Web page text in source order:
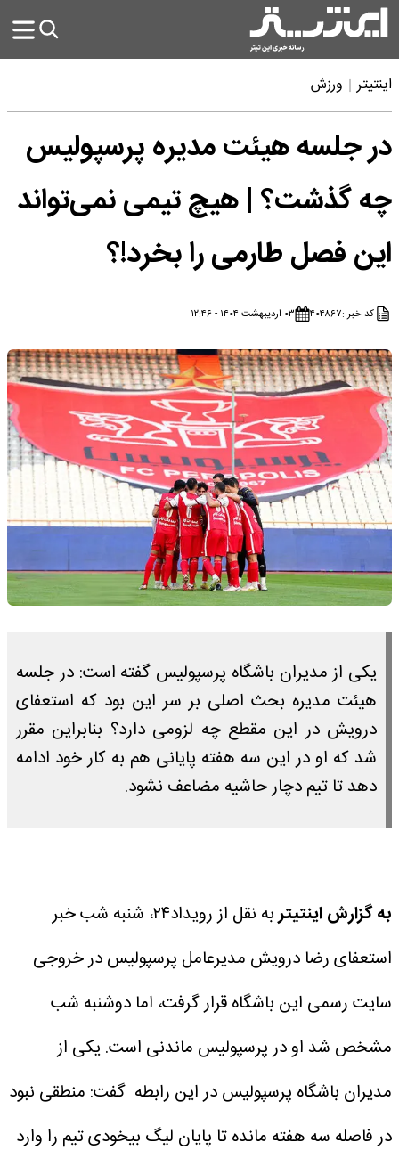
اینتیتر ورزش
در جلسه هیئت مدیره پرسپولیس
چه گذشت؟ | هیچ تیمی نمی‌تواند
این فصل طارمی را بخرد!؟
کد خبر :۴۰۴۸۶۷ ۰۳ اردیبهشت ۱۴۰۴ - ۱۲:۴۶
یکی از مدیران باشگاه پرسپولیس گفته است: در جلسه
هیئت مدیره بحث اصلی بر سر این بود که استعفای
درویش در این مقطع چه لزومی دارد؟ بنابراین مقرر
شد که او در این سه هفته پایانی هم به کار خود ادامه
دهد تا تیم دچار حاشیه مضاعف نشود.
به گزارش اینتیتر
به نقل از رویداد۲۴، شنبه شب خبر
استعفای رضا درویش مدیرعامل پرسپولیس در خروجی
سایت رسمی این باشگاه قرار گرفت، اما دوشنبه شب
مشخص شد او در پرسپولیس ماندنی است. یکی از
مدیران باشگاه پرسپولیس در این رابطه گفت: منطقی نبود
در فاصله سه هفته مانده تا پایان لیگ بیخودی تیم را وارد